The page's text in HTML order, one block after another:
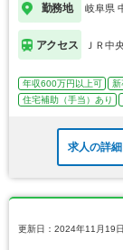
勤務地 岐阜県
アクセス ＪＲ中
年収600万円以上可 新
住宅補助（手当）あり
求人の詳
更新日：2024年11月19日